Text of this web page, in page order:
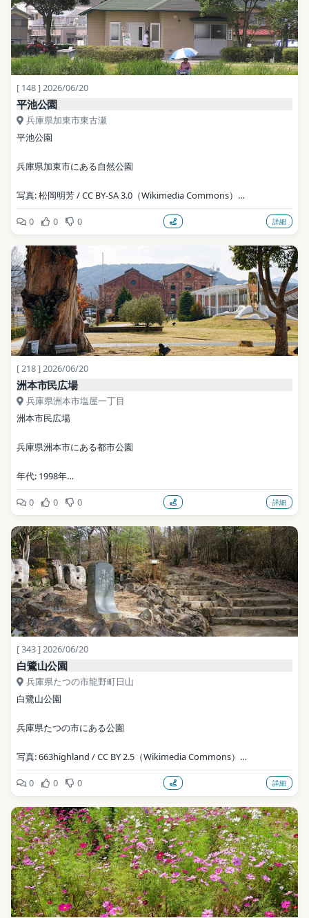
[ 148 ] 2026/06/20
平池公園
兵庫県加東市東古瀬
平池公園
兵庫県加東市にある自然公園
写真: 松岡明芳 / CC BY-SA 3.0（Wikimedia Commons）
地点データ: Wikidata (CC0)
0 0 0 詳細
[ 218 ] 2026/06/20
洲本市民広場
兵庫県洲本市塩屋一丁目
洲本市民広場
兵庫県洲本市にある都市公園
年代: 1998年
写真: 663highland / CC BY 2.5（Wikimedia Commons）
地点データ: Wikidata (CC0)
0 0 0 詳細
[ 343 ] 2026/06/20
白鷺山公園
兵庫県たつの市龍野町日山
白鷺山公園
兵庫県たつの市にある公園
写真: 663highland / CC BY 2.5（Wikimedia Commons）
地点データ: Wikidata (CC0)
0 0 0 詳細